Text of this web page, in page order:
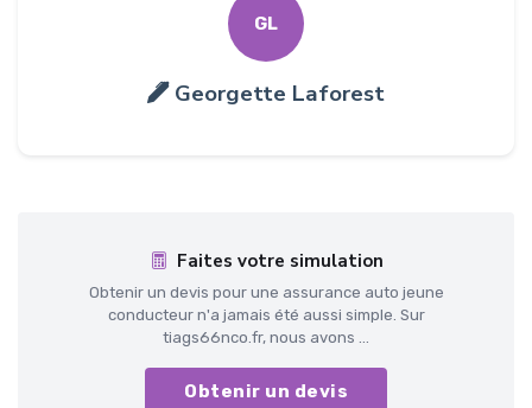
GL
Georgette Laforest
Faites votre simulation
Obtenir un devis pour une assurance auto jeune
conducteur n'a jamais été aussi simple. Sur
tiags66nco.fr, nous avons ...
Obtenir un devis